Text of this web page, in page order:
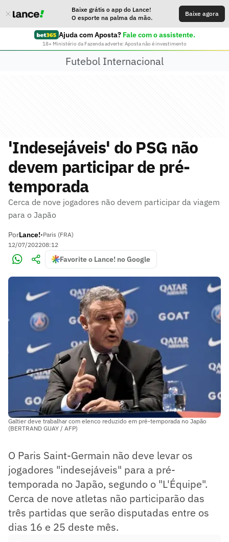
Baixe grátis o app do Lance!
O esporte na palma da mão.
Baixe agora
Ajuda com Aposta? Fale com o assistente.
18+ Ministério da Fazenda adverte: Aposta não é investimento
Futebol Internacional
'Indesejáveis' do PSG não
devem participar de pré-
temporada
Cerca de nove jogadores não devem participar da viagem
para o Japão
PorLance!•Paris (FRA)
12/07/202208:12
Favorite o Lance! no Google
Galtier deve trabalhar com elenco reduzido em pré-temporada no Japão
(BERTRAND GUAY / AFP)
O Paris Saint-Germain não deve levar os
jogadores "indesejáveis" para a pré-
temporada no Japão, segundo o "L'Équipe".
Cerca de nove atletas não participarão das
três partidas que serão disputadas entre os
dias 16 e 25 deste mês.